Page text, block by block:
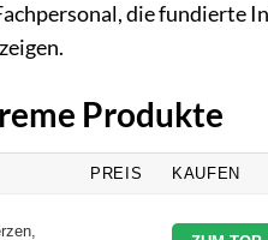
die fundierte
Produkte
PREIS KAUFEN